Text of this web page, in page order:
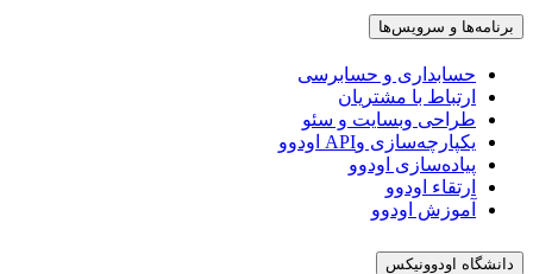
برنامه‌ها و سرویس‌ها
حسابداری و حسابرسی
ارتباط با مشتریان
طراحی وبسایت و سئو
یکپارچه‌سازی وAPI اودوو
پیاده‌سازی اودوو
ارتقاء اودوو
آموزش اودوو
دانشگاه اودوونیکس